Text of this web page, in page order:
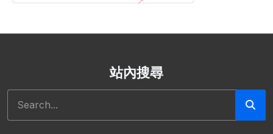
站內搜尋